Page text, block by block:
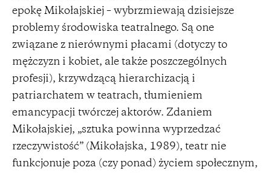
epokę Mikołajskiej – wybrzmiewają dzisiejsze
problemy środowiska teatralnego. Są one
związane z nierównymi płacami (dotyczy to
mężczyzn i kobiet, ale także poszczególnych
profesji), krzywdzącą hierarchizacją i
patriarchatem w teatrach, tłumieniem
emancypacji twórczej aktorów. Zdaniem
Mikołajskiej, „sztuka powinna wyprzedzać
rzeczywistość” (Mikołajska, 1989), teatr nie
funkcjonuje poza (czy ponad) życiem społecznym,